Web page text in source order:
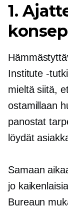
1.
Institute -
mieltä siitä,
ostamillaan
panostat
löydät
Samaan
jo
Bureaun